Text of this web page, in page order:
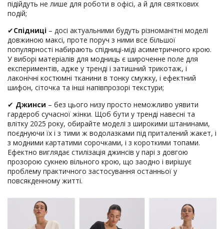
підійдуть не лише для роботи в офісі, а й для святкових
подій;
✔Спідниці – досі актуальними будуть різноманітні моделі
довжиною максі, проте поруч з ними все більшої
популярності набирають спідниці-міді асиметричного крою.
У виборі матеріалів для модниць є широченне поле для
експериментів, адже у тренді і затишний трикотаж, і
лаконічні костюмні тканини в тонку смужку, і ефектний
шифон, сіточка та інші напівпрозорі текстури;
✔ Джинси – без цього низу просто неможливо уявити
гардероб сучасної жінки. Щоб бути у тренді навесні та
влітку 2025 року, обирайте моделі з широкими штанинами,
поєднуючи їх і з тими ж водолазками під приталений жакет, і
з модними картатими сорочками, і з короткими топами.
Ефектно виглядає стилізація джинсів у парі з довгою
прозорою сукнею вільного крою, що заодно і вирішує
проблему практичного застосування останньої у
повсякденному житті.